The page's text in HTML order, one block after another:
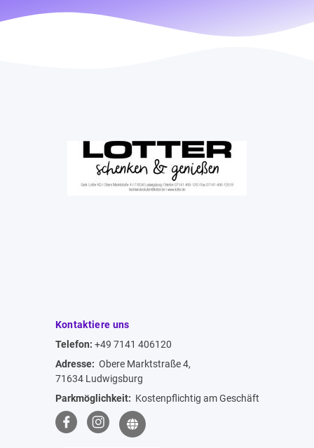
Kontaktiere uns
Telefon: +49 7141 406120
Adresse: Obere Marktstraße 4,
71634 Ludwigsburg
Parkmöglichkeit: Kostenpflichtig am Geschäft